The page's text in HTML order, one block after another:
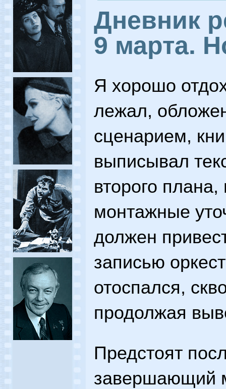
Дневник
9 марта.
Я хорошо
лежал,
сценарием,
выписывал
второго
монтажные
должен
записью
отоспался,
продолжая
Предстоят
завершающий